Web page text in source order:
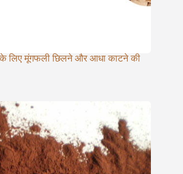
के लिए मूंगफली छिलने और आधा काटने की